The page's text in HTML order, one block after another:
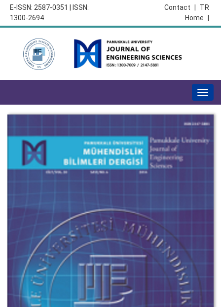
E-ISSN: 2587-0351 | ISSN:
1300-2694
TR
Contact
Home